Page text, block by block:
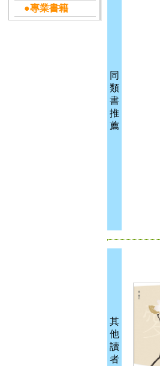
●專業書籍
同
類
書
推
薦
其
他
讀
者